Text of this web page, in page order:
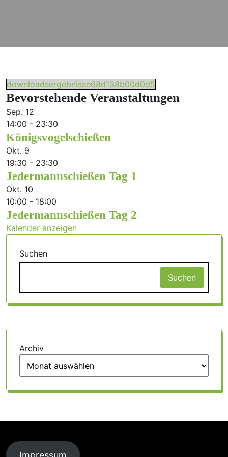
downloadsergebnisse68d138b00d0d5
Bevorstehende Veranstaltungen
Sep. 12
14:00 - 23:30
Königsvogelschießen
Okt. 9
19:30 - 23:30
Jedermannschießen Tag 1
Okt. 10
10:00 - 18:00
Jedermannschießen Tag 2
Kalender anzeigen
Suchen
Suchen
Archiv